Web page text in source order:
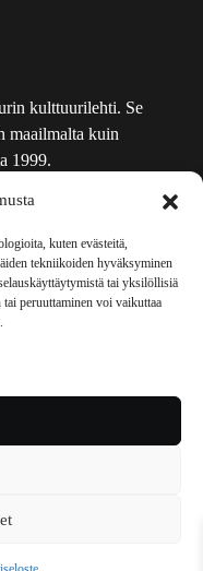
kuten evästeitä,
tekniikoiden hyväksyminen
tai yksilöllisiä
peruuttaminen voi vaikuttaa
kulttuurilehti. Se
maailmalta kuin
1999.